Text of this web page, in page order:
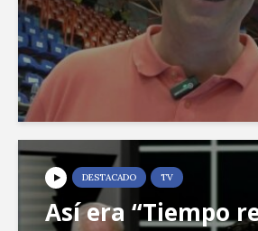
DESTACADO TV
Así era “Tiempo